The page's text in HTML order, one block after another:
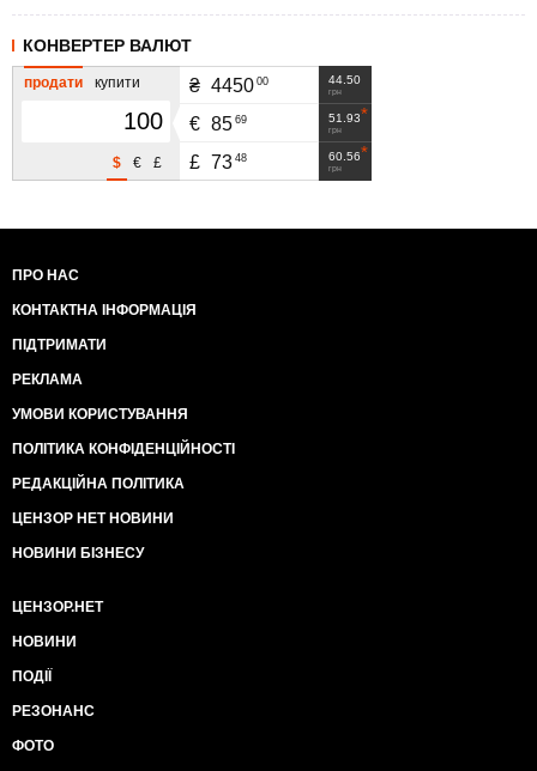
КОНВЕРТЕР ВАЛЮТ
продати купити
£
€
$
44.50
грн
₴ 4450 00
51.93
грн
€ 85 69
60.56
грн
£ 73 48
ПРО НАС
КОНТАКТНА ІНФОРМАЦІЯ
ПІДТРИМАТИ
РЕКЛАМА
УМОВИ КОРИСТУВАННЯ
ПОЛІТИКА КОНФІДЕНЦІЙНОСТІ
РЕДАКЦІЙНА ПОЛІТИКА
ЦЕНЗОР НЕТ НОВИНИ
НОВИНИ БІЗНЕСУ
ЦЕНЗОР.НЕТ
НОВИНИ
ПОДІЇ
РЕЗОНАНС
ФОТО